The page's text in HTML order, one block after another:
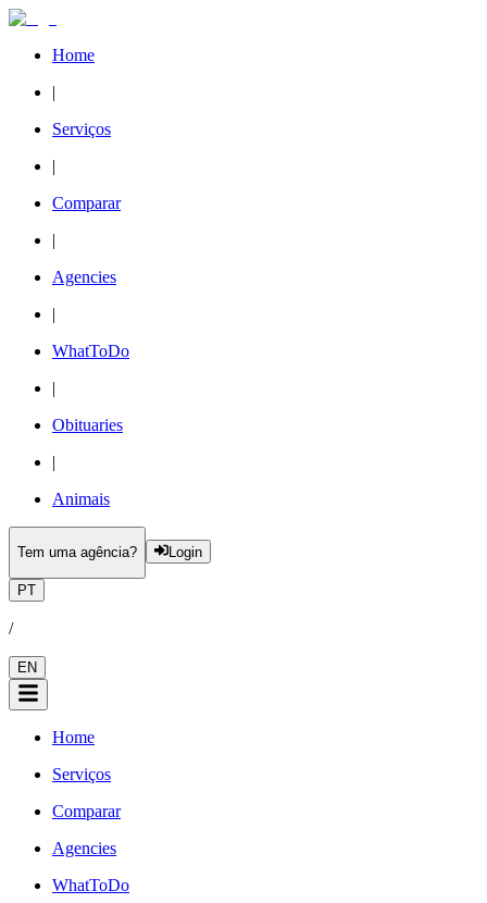
Home
|
Serviços
|
Comparar
|
Agencies
|
WhatToDo
|
Obituaries
|
Animais
Tem uma agência? Login
PT
/
EN
Home
Serviços
Comparar
Agencies
WhatToDo